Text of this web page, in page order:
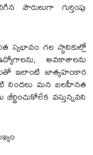
పౌరులుగా గుర్తింపు
స్వభావం గల స్థానికుల్లో
అవకాశాలను
ఇలాంటి జాత్యహంకార
నిందలు మన బలహీనత
వస్తున్నవని